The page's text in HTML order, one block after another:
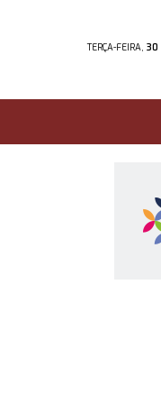
TERÇA-FEIRA, 30